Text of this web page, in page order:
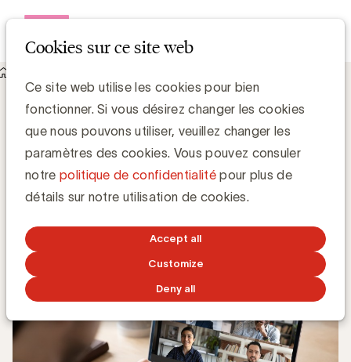
Cookies sur ce site web
Ce site web utilise les cookies pour bien
fonctionner. Si vous désirez changer les cookies
que nous pouvons utiliser, veuillez changer les
paramètres des cookies. Vous pouvez consuler
notre politique de confidentialitépour plus de
détails sur notre utilisation de cookies.
Accept all
Customize
Deny all
Digimeter 2020 : le Covid fait exploser le temps d'écran
Digimeter 2020 : le Covid fait exploser le
temps d'écran
Media Marketing